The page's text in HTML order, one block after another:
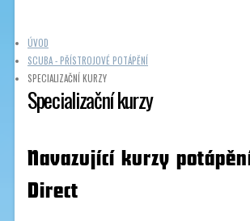
ÚVOD
SCUBA - PŘÍSTROJOVÉ POTÁPĚNÍ
SPECIALIZAČNÍ KURZY
Specializační kurzy
Navazující kurzy
Direct